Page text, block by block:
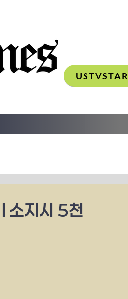
USTVSTAR
소지시 5천